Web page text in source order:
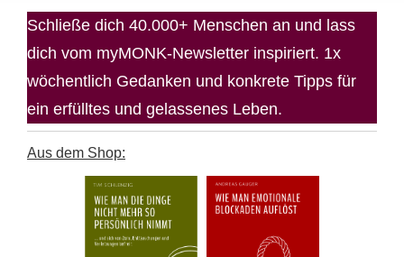
Schließe dich 40.000+ Menschen an und lass
dich vom myMONK-Newsletter inspiriert. 1x
wöchentlich Gedanken und konkrete Tipps für
ein erfülltes und gelassenes Leben.
Aus dem Shop: